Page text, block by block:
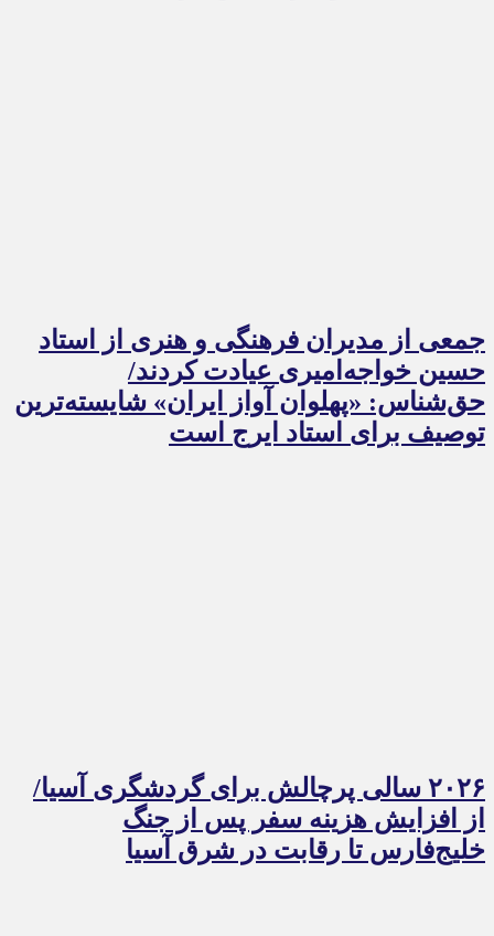
جمعی از مدیران فرهنگی و هنری از استاد
حسین خواجه‌امیری عیادت کردند/
حق‌شناس: «پهلوان آواز ایران» شایسته‌ترین
توصیف برای استاد ایرج است
۲۰۲۶ سالی پرچالش برای گردشگری آسیا/
از افزایش هزینه سفر پس از جنگ
خلیج‌فارس تا رقابت در شرق آسیا